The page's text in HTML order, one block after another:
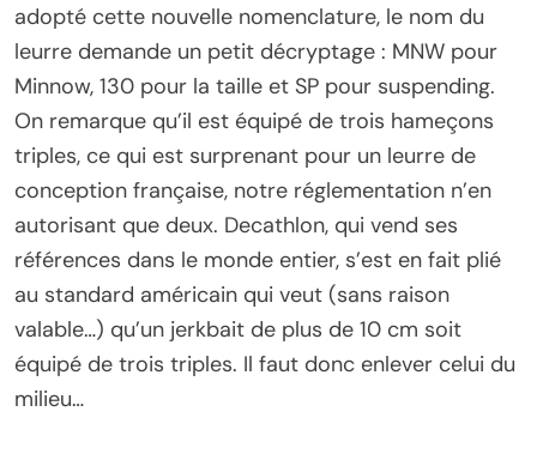
adopté cette nouvelle nomenclature, le nom du
leurre demande un petit décryptage : MNW pour
Minnow, 130 pour la taille et SP pour suspending.
On remarque qu’il est équipé de trois hameçons
triples, ce qui est surprenant pour un leurre de
conception française, notre réglementation n’en
autorisant que deux. Decathlon, qui vend ses
références dans le monde entier, s’est en fait plié
au standard américain qui veut (sans raison
valable…) qu’un jerkbait de plus de 10 cm soit
équipé de trois triples. Il faut donc enlever celui du
milieu…